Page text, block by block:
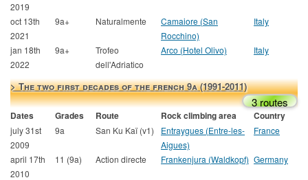
2019
oct 13th
2021
9a+ Naturalmente
Camaiore (San
Rocchino)
Italy
jan 18th
2022
9a+
Trofeo
dell'Adriatico
Arco (Hotel Olivo) Italy
> The two first decades of the french 9a (1991-2011)
3 routes
Dates Grades Route Rock climbing area Country
july 31st
2009
9a San Ku Kaï (v1)
Entraygues (Entre-les-
Aigues)
France
april 17th
2010
11 (9a) Action directe Frankenjura (Waldkopf) Germany